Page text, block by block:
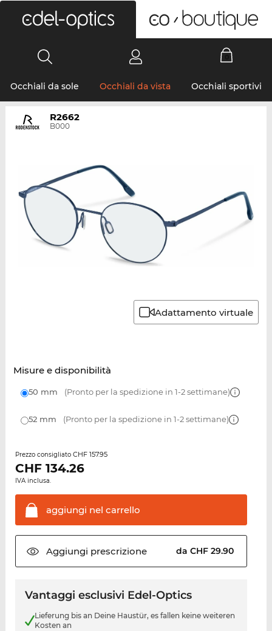
Occhiali da sole Occhiali da vista Occhiali sportivi
R2662
B000
Adattamento virtuale
Misure e disponibilità
50 mm (Pronto per la spedizione in 1-2 settimane)
52 mm (Pronto per la spedizione in 1-2 settimane)
Prezzo consigliato CHF 157.95
CHF 134.26
IVA inclusa.
aggiungi nel carrello
Aggiungi prescrizione da CHF 29.90
Vantaggi esclusivi Edel-Optics
Lieferung bis an Deine Haustür, es fallen keine weiteren
Kosten an